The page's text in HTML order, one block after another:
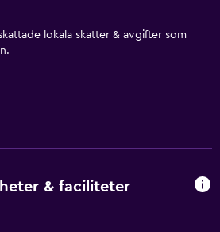
lokala skatter & avgifter som
& faciliteter